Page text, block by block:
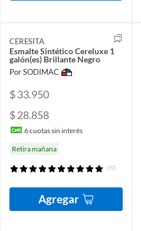
CERESITA
Esmalte Sintético Cereluxe 1
galón(es) Brillante Negro
Por SODIMAC
$ 33.950
$ 28.858
6cuotas sin interés
Retira mañana
(92)
Agregar